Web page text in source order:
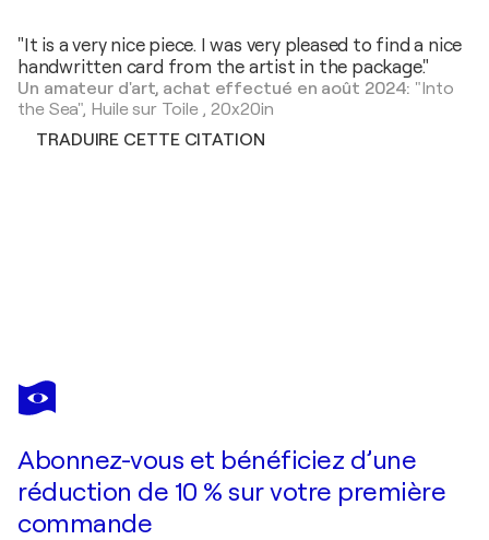
"It is a very nice piece. I was very pleased to find a nice
handwritten card from the artist in the package."
Un amateur d'art, achat effectué en août 2024: "Into
the Sea", Huile sur Toile,20x20in
TRADUIRE CETTE CITATION
STANISLAV SIDOROV
Evening Bells. Tuscany
Abonnez-vous et bénéficiez d’une
réduction de 10 % sur votre première
commande